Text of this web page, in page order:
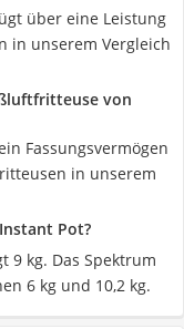
über eine Leistung
in unserem Vergleich
von
Fassungsvermögen
in unserem
Pot?
9 kg. Das Spektrum
6 kg und 10,2 kg.